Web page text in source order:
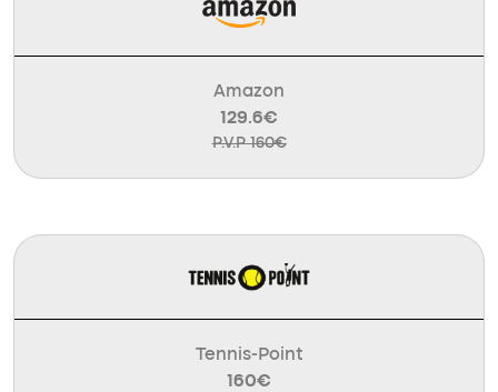
Amazon
129.6€
P.V.P 160€
Tennis-Point
160€